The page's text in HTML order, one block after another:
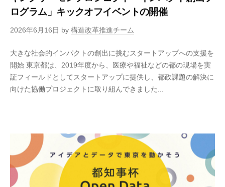
ログラム」キックオフイベントの開催
2026年6月16日 by 構造改革推進チーム
大きな社会的インパクトの創出に挑むスタートアップへの支援を
開始 東京都は、2019年度から、医療や福祉などの都の現場を実
証フィールドとしてスタートアップに提供し、都政課題の解決に
向けた協働プロジェクトに取り組んできました...